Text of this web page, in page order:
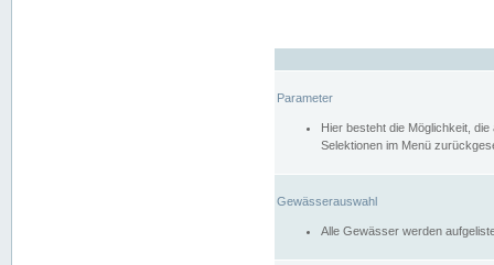
Parameter
Hier besteht die Möglichkeit,
Selektionen im Menü
Gewässerauswahl
Alle Gewässer werden